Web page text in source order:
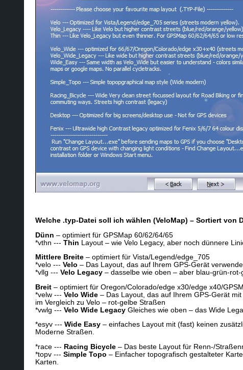
Welche .typ-Datei soll ich wählen (VeloMap) – Sortiert von
Dünn – optimiert für GPSMap 60/62/64/65
*vthn --- Thin Layout – wie Velo Legacy, aber noch dünnere
Mittlere Breite – optimiert für Vista/Legend/edge_705
*velo --- Velo – Das Layout, das auf Ihrem GPS-Gerät
*vllg --- Velo Legacy – dasselbe wie oben – aber blau-grün-rot-
Breit – optimiert für Oregon/Colorado/edge x30/edge x40/
*velw --- Velo Wide – Das Layout, das auf Ihrem GPS-Gerät
im Vergleich zu Velo – rot-gelbe Straßen
*vwlg --- Velo Wide Legacy Gleiches wie oben – das Wide
*esyv --- Wide Easy – einfaches Layout mit (fast) keinen
Moderne Straßen.
*race --- Racing Bicycle – Das beste Layout für Renn-/
*topv --- Simple Topo – Einfacher topografisch gestalteter
Karten.